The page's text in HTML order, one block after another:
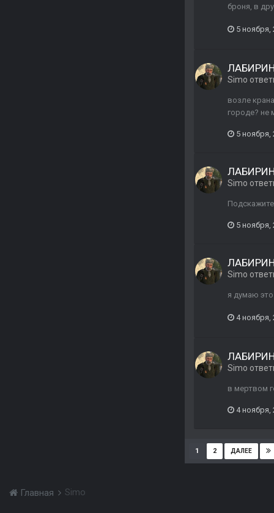
броня, в
5 ноября,
Simo
возле
городе? не
5 ноября,
Simo
5 ноября,
Simo
я думаю
4 ноября,
Simo
в мертвом
4 ноября,
1 2 ДАЛЕЕ
Главная Simo